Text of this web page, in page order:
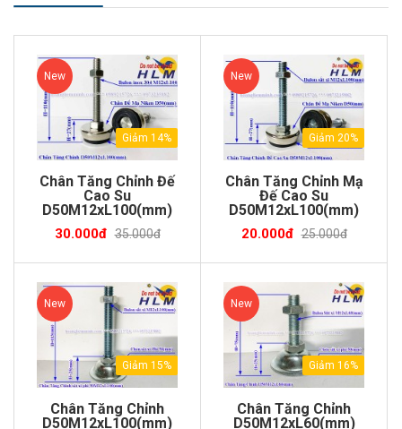
Giảm 14%
New
Chân Tăng Chỉnh Đế
Cao Su
D50M12xL100(mm)
30.000đ 35.000đ
Giảm 20%
New
Chân Tăng Chỉnh Mạ
Đế Cao Su
D50M12xL100(mm)
20.000đ 25.000đ
Giảm 15%
New
Chân Tăng Chỉnh
D50M12xL100(mm)
Giảm 16%
New
Chân Tăng Chỉnh
D50M12xL60(mm)